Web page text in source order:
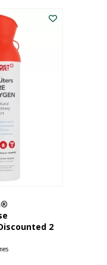
182,30
dólares.
2